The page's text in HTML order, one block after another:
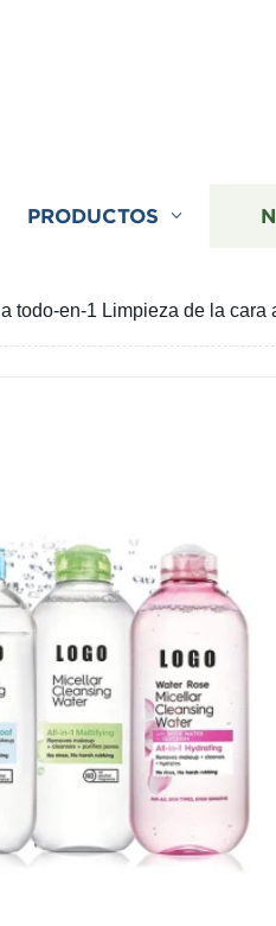
PRODUCTOS
todo-en-1 Limpieza de la